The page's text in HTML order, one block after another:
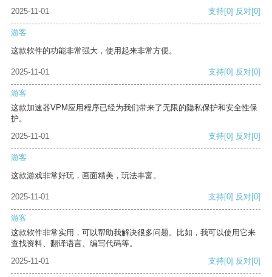
2025-11-01 支持[0] 反对[0]
游客
这款软件的功能非常强大，使用起来非常方便。
2025-11-01 支持[0] 反对[0]
游客
这款加速器VPM应用程序已经为我们带来了无限的隐私保护和安全性保
护。
2025-11-01
支持[0] 反对[0]
游客
这款游戏非常好玩，画面精美，玩法丰富。
2025-11-01 支持[0] 反对[0]
游客
这款软件非常实用，可以帮助我解决很多问题。比如，我可以使用它来
查找资料、翻译语言、编写代码等。
2025-11-01
支持[0] 反对[0]